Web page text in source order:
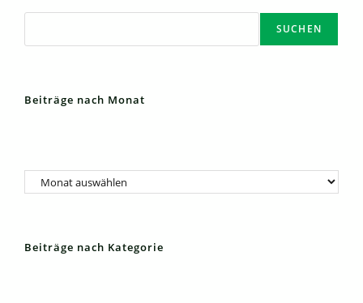
SUCHEN
Beiträge nach Monat
Archiv
Beiträge nach Kategorie